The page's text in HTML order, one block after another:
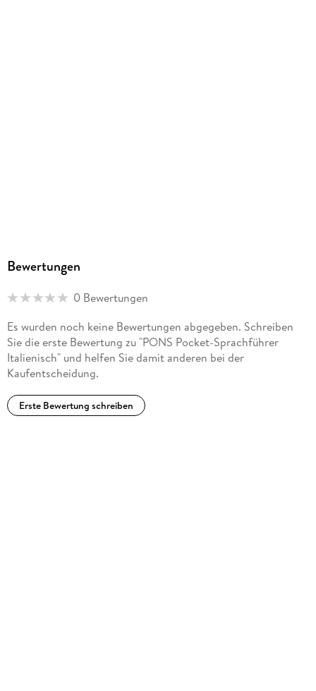
Bewertungen
0 Bewertungen
Es wurden noch keine Bewertungen abgegeben. Schreiben
Sie die erste Bewertung zu "PONS Pocket-Sprachführer
Italienisch" und helfen Sie damit anderen bei der
Kaufentscheidung.
Erste Bewertung schreiben